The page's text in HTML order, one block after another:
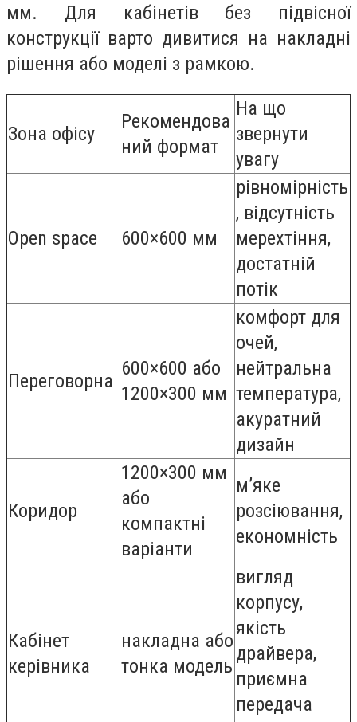
мм. Для кабінетів без підвісної
конструкції варто дивитися на накладні
рішення або моделі з рамкою.
Зона офісу
Рекомендова
ний формат
На що
звернути
увагу
Open space 600×600 мм
рівномірність
, відсутність
мерехтіння,
достатній
потік
Переговорна
600×600 або
1200×300 мм
комфорт для
очей,
нейтральна
температура,
акуратний
дизайн
Коридор
1200×300 мм
або
компактні
варіанти
м’яке
розсіювання,
економність
Кабінет
керівника
накладна або
тонка модель
вигляд
корпусу,
якість
драйвера,
приємна
передача